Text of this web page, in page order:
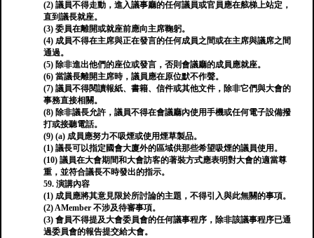
(2) 議員不得走動，進入議事廳的任何議員或官員應在舷梯上站定，
直到議長就座。
(3) 委員在離開或就座前應向主席鞠躬。
(4) 成員不得在主席與正在發言的任何成員之間或在主席與議席之間
通過。
(5) 除非進出他們的座位或發言，否則會議廳的成員應就座。
(6) 當議長離開主席時，議員應在原位默不作聲。
(7) 議員不得閱讀報紙、書籍、信件或其他文件，除非它們與大會的
事務直接相關。
(8) 除非議長允許，議員不得在會議廳內使用手機或任何電子設備撥
打或接聽電話。
(9) (a) 成員應努力不吸煙或使用煙草製品。
(1) 議長可以指定國會大廈外的區域供那些希望吸煙的議員使用。
(10) 議員在大會期間和大會訪客的著裝方式應表明對大會的適當尊
重，並符合議長不時發出的指示。
59. 演講內容
(1) 成員應將其意見限於所討論的主題，不得引入與此無關的事項。
(2) AMember 不涉及待審事項。
(3) 會員不得提及大會委員會的任何議事程序，除非該議事程序已通
過委員會的報告提交給大會。